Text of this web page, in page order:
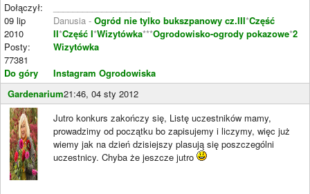
Dołączył:
09 lip
2010
Posty:
77381
Do góry
Danusia - Ogród nie tylko bukszpanowy cz.III*Część
II*Część I*Wizytówka***Ogrodowisko-ogrody pokazowe*2
Wizytówka
Instagram Ogrodowiska
Gardenarium21:46, 04 sty 2012
Jutro konkurs zakończy się, Listę uczestników mamy,
prowadzimy od początku bo zapisujemy i liczymy, więc już
wiemy jak na dzień dzisiejszy plasują się poszczególni
uczestnicy. Chyba że jeszcze jutro